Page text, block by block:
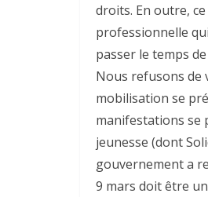
droits. En outre,
professionnelle
passer le temps
Nous refusons de
mobilisation se
manifestations se
jeunesse (dont
gouvernement a
9 mars doit être